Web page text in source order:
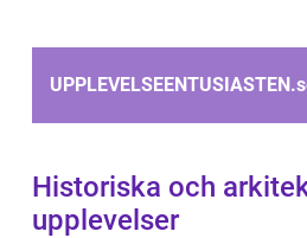
UPPLEVELSEENTUSIASTEN.
Historiska och
upplevelser